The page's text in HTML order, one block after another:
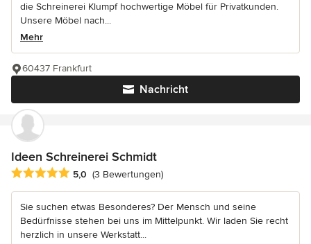
die Schreinerei Klumpf hochwertige Möbel für Privatkunden.
Unsere Möbel nach...
Mehr
Nachricht
60437 Frankfurt
Ideen Schreinerei Schmidt
Durchschnittliche Bewertung: 5 von 5 Sternen
5,0 (3 Bewertungen)
Sie suchen etwas Besonderes? Der Mensch und seine
Bedürfnisse stehen bei uns im Mittelpunkt. Wir laden Sie recht
herzlich in unsere Werkstatt...